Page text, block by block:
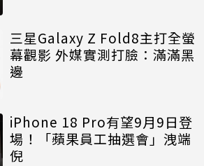
三星Galaxy Z Fold8主打全螢
幕觀影 外媒實測打臉：滿滿黑
邊
iPhone 18 Pro有望9月9日登
場！「蘋果員工抽選會」洩端
倪